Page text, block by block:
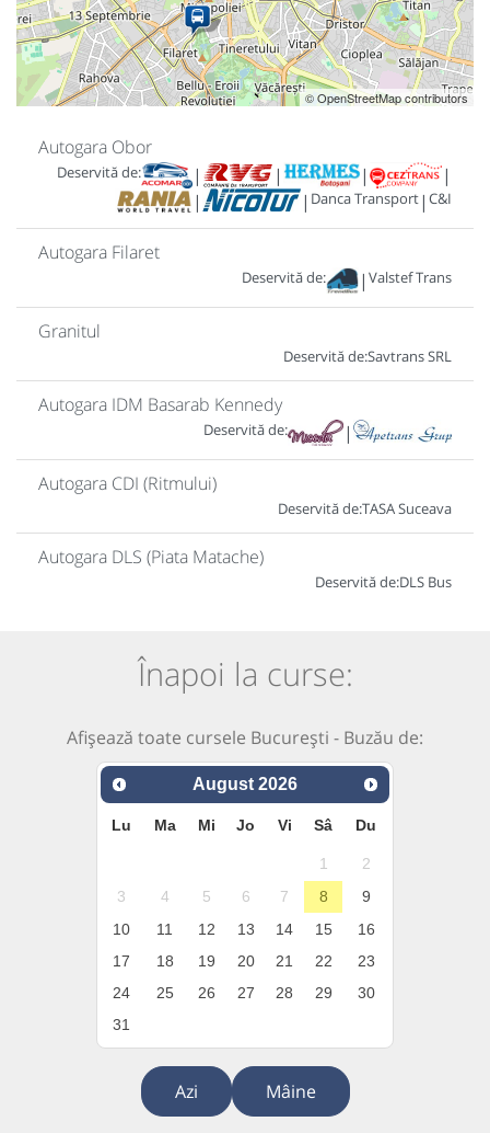
© OpenStreetMap contributors
Autogara Obor
Deservită de: | | |
|
|
| Danca Transport| C&I
Autogara Filaret
Deservită de: | Valstef Trans
Granitul
Deservită de:Savtrans SRL
Autogara IDM Basarab Kennedy
Deservită de: |
Autogara CDI (Ritmului)
Deservită de:TASA Suceava
Autogara DLS (Piata Matache)
Deservită de:DLS Bus
Înapoi la curse:
Afișează toate cursele București - Buzău de:
August 2026
Lu Ma Mi Jo Vi Sâ Du
1
2
3
4 5 6 7 8
9
10
11 12 13 14 15
16
17
18 19 20 21 22
23
24
25 26 27 28 29
30
31
Azi Mâine